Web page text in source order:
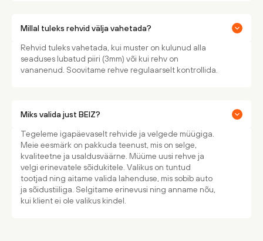
Millal tuleks rehvid välja vahetada?
Rehvid tuleks vahetada, kui muster on kulunud alla
seaduses lubatud piiri (3mm) või kui rehv on
vananenud. Soovitame rehve regulaarselt kontrollida.
Miks valida just BEIZ?
Tegeleme igapäevaselt rehvide ja velgede müügiga.
Meie eesmärk on pakkuda teenust, mis on selge,
kvaliteetne ja usaldusväärne. Müüme uusi rehve ja
velgi erinevatele sõidukitele. Valikus on tuntud
tootjad ning aitame valida lahenduse, mis sobib auto
ja sõidustiiliga. Selgitame erinevusi ning anname nõu,
kui klient ei ole valikus kindel.